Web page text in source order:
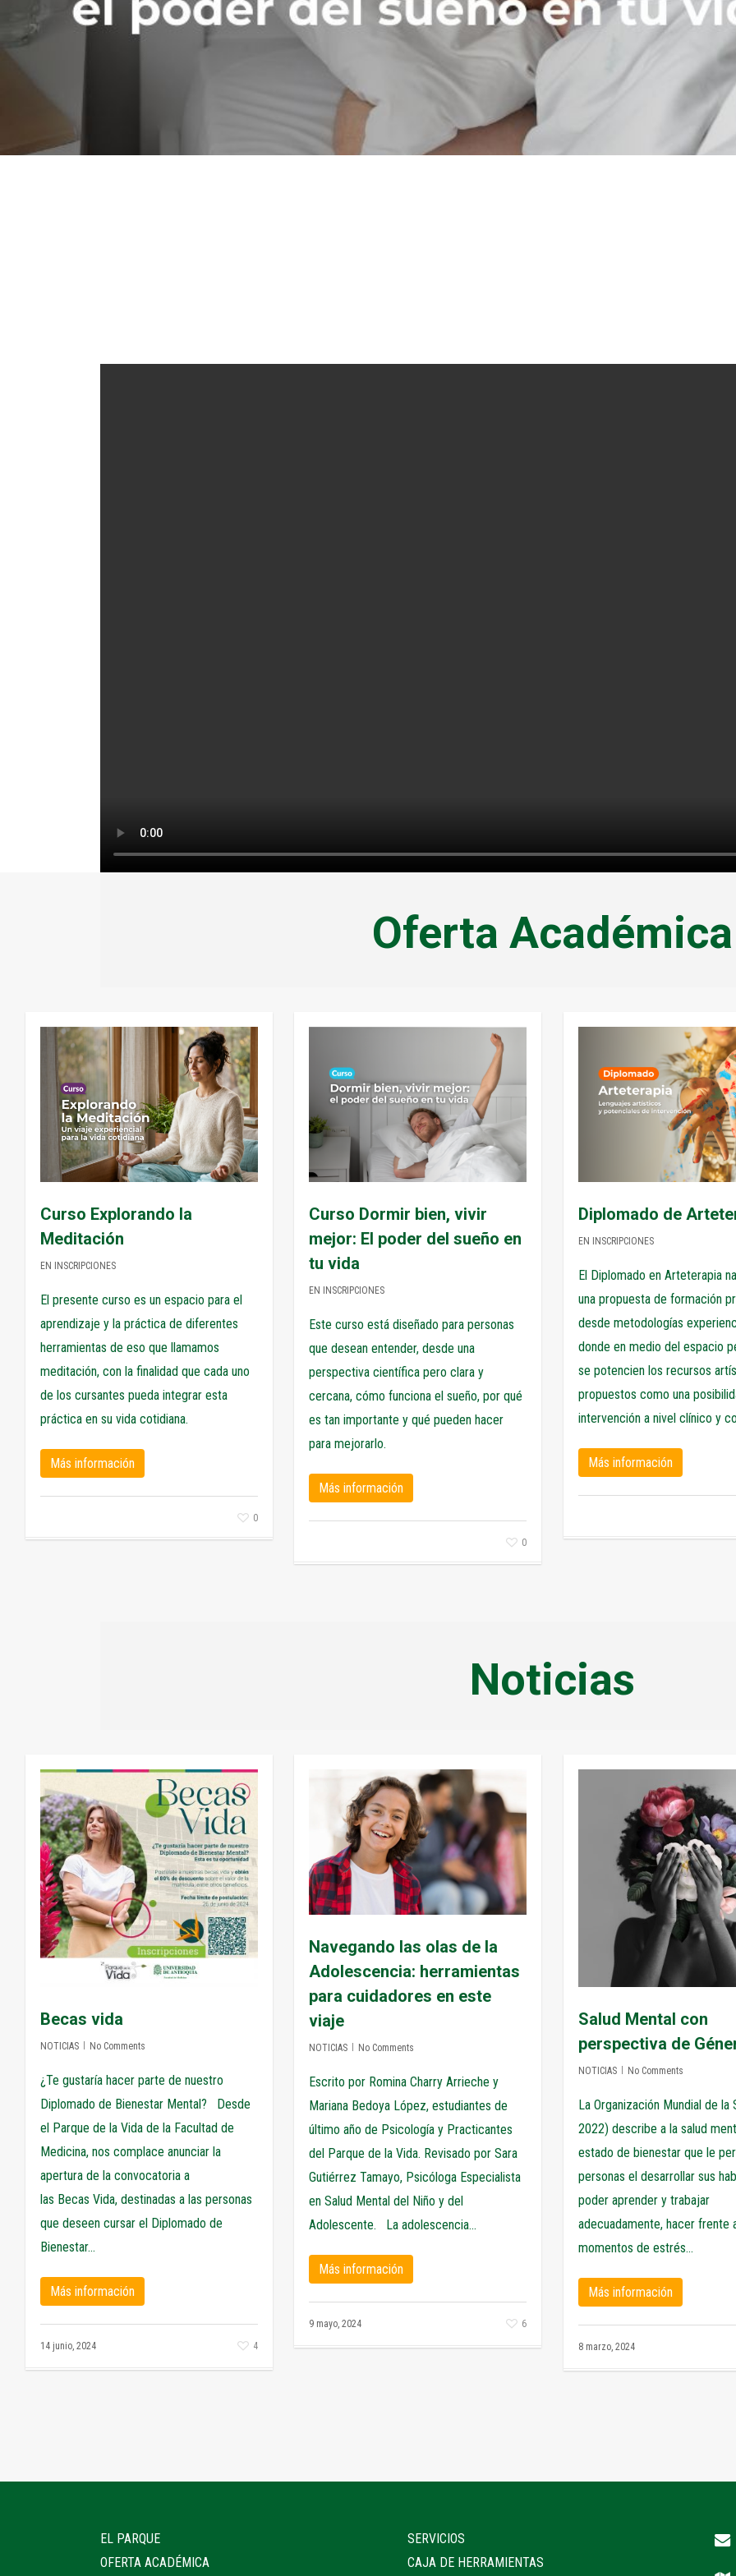
Oferta Académica
Curso Explorando la
Meditación
EN INSCRIPCIONES
El presente curso es un espacio para el
aprendizaje y la práctica de diferentes
herramientas de eso que llamamos
meditación, con la finalidad que cada uno
de los cursantes pueda integrar esta
práctica en su vida cotidiana.
Más información
0
Curso Dormir bien, vivir
mejor: El poder del sueño en
tu vida
EN INSCRIPCIONES
Este curso está diseñado para personas
que desean entender, desde una
perspectiva científica pero clara y
cercana, cómo funciona el sueño, por qué
es tan importante y qué pueden hacer
para mejorarlo.
Más información
0
Diplomado de
EN INSCRIPCIONES
El Diplomado en Arteterapia
una propuesta de formación
desde metodologías
donde en medio del espacio
se potencien los recursos
propuestos como una
intervención a nivel clínico y
Más información
Noticias
Becas vida
NOTICIAS No Comments
¿Te gustaría hacer parte de nuestro
Diplomado de Bienestar Mental? Desde
el Parque de la Vida de la Facultad de
Medicina, nos complace anunciar la
apertura de la convocatoria a
las Becas Vida, destinadas a las personas
que deseen cursar el Diplomado de
Bienestar...
Más información
14 junio, 2024 4
Navegando las olas de la
Adolescencia: herramientas
para cuidadores en este
viaje
NOTICIAS No Comments
Escrito por Romina Charry Arrieche y
Mariana Bedoya López, estudiantes de
último año de Psicología y Practicantes
del Parque de la Vida. Revisado por Sara
Gutiérrez Tamayo, Psicóloga Especialista
en Salud Mental del Niño y del
Adolescente. La adolescencia...
Más información
9 mayo, 2024 6
Salud Mental con
perspectiva de
NOTICIAS No Comments
La Organización Mundial de la
2022) describe a la salud
estado de bienestar que le
personas el desarrollar sus
poder aprender y trabajar
adecuadamente, hacer frente
momentos de estrés...
Más información
8 marzo, 2024
EL PARQUE
OFERTA ACADÉMICA
SERVICIOS
CAJA DE HERRAMIENTAS